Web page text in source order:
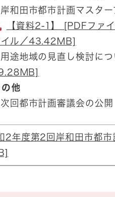
和田市都市計画マスタ
【資料2-1】 [PDFファ
イル／43.42MB]
途地域の見直し検討につ
他
回都市計画審議会の公
2年度第2回岸和田市都